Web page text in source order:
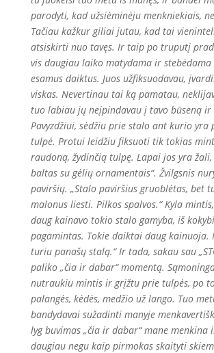
parodyti, kad užsiėminėju menkniekiais,
Tačiau kažkur giliai jutau, kad tai
atsiskirti nuo tavęs. Ir taip po truputį
vis daugiau laiko matydama ir
esamus daiktus. Juos užfiksuodavau,
viskas. Nevertinau tai ką pamatau,
tuo labiau jų neįpindavau į tavo būseną ir
Pavyzdžiui, sėdžiu prie stalo ant kurio yra
tulpė. Protui leidžiu fiksuoti tik tokias
raudoną, žydinčią tulpę. Lapai jos yra žali,
baltas su gėlių ornamentais“. Žvilgsnis
paviršių. „Stalo paviršius gruoblėtas, bet
malonus liesti. Pilkos spalvos.“ Kyla
daug kainavo tokio stalo gamyba, iš
pagamintas. Tokie daiktai daug kainuoja.
turiu panašų stalą.“ Ir tada, sakau sau
paliko „čia ir dabar“ momentą.
nutraukiu mintis ir grįžtu prie tulpės, po
palangės, kėdės, medžio už lango. Tuo
bandydavai sužadinti manyje
lyg buvimas „čia ir dabar“ mane menkina
daugiau negu kaip pirmokas skaityti